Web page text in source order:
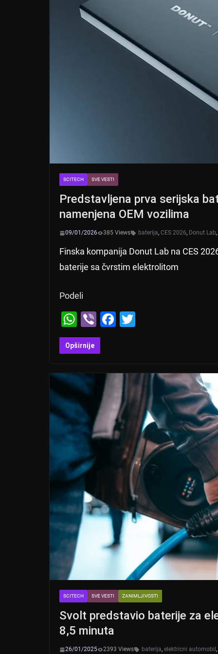
SCITECH SVE VESTI
Predstavljena prva serijska
namenjena OEM vozilima
09/01/2026 385 Views baterija, CES 2026, Donut Lab,
Finska kompanija Donut Lab na CES
baterije sa čvrstim elektrolitom
Podeli
W
h
at
A
p
p
Vi
b
er
F
b
o
o
k
Opširnije
SCITECH SVE VESTI ZANIMLJIVOSTI
Svolt predstavio baterije za
8,5 minuta
26/01/2025 2393 Views baterija, elektricni automobil ,